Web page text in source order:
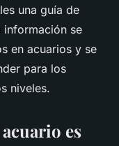
una guía de
información se
en acuarios y se
para los
niveles.
es